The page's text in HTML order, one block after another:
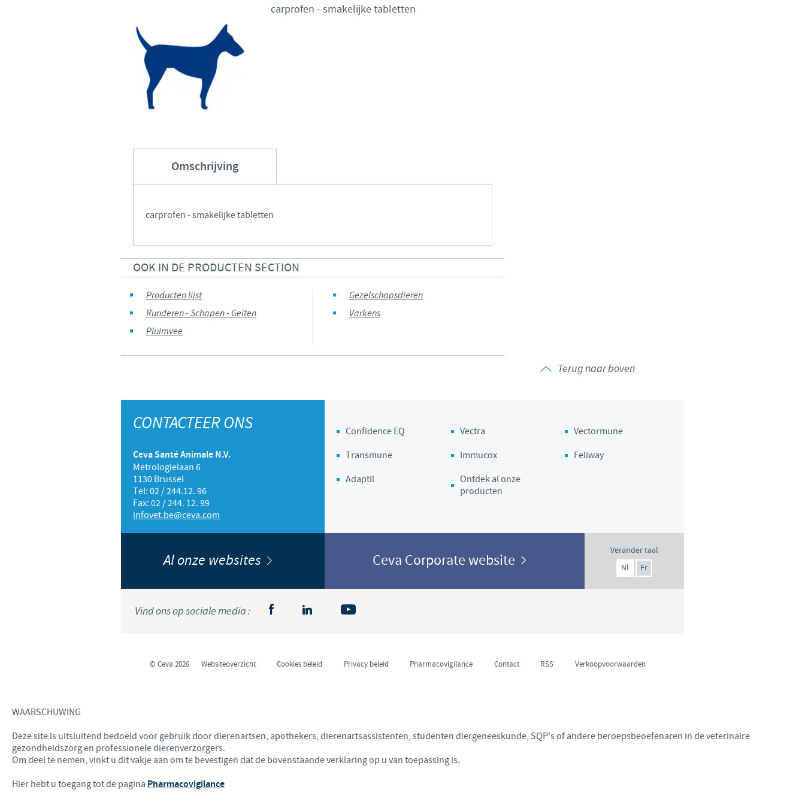
Philippines
Regulatory constraints and medical practices vary from country to country. Consequently, the
information provided on the site in which you enter may not be suitable for use in your
country.
carprofen - smakelijke tabletten
Omschrijving
carprofen - smakelijke tabletten
OOK IN DE PRODUCTEN SECTION
Producten lijst
Gezelschapsdieren
Runderen - Schapen - Geiten
Varkens
Pluimvee
Terug naar boven
CONTACTEER ONS
Ceva Santé Animale N.V.
Metrologielaan 6
1130 Brussel
Tel: 02 / 244.12. 96
Fax: 02 / 244. 12. 99
infovet.be@ceva.com
Confidence EQ Vectra
Vectormune
Transmune
Immucox
Feliway
Adaptil
Ontdek al onze
producten
Al onze websites Ceva Corporate website
Verander taal
Nl
Fr
Vind ons op sociale media :
© Ceva 2026 Websiteoverzicht Cookies beleid Privacy beleid Pharmacovigilance Contact RSS Verkoopvoorwaarden
WAARSCHUWING
Deze site is uitsluitend bedoeld voor gebruik door dierenartsen, apothekers, dierenartsassistenten, studenten diergeneeskunde, SQP's of andere beroepsbeoefenaren in de veterinaire
gezondheidszorg en professionele dierenverzorgers.
Om deel te nemen, vinkt u dit vakje aan om te bevestigen dat de bovenstaande verklaring op u van toepassing is.
Hier hebt u toegang tot de pagina Pharmacovigilance